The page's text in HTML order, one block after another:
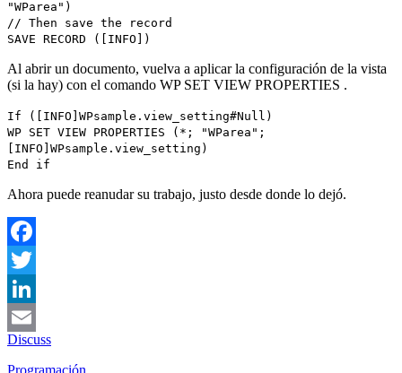
"WParea")
// Then save the record
SAVE RECORD ( [INFO] )
Al abrir un documento, vuelva a aplicar la configuración de la vista
(si la hay) con el comando WP SET VIEW PROPERTIES .
If ( [INFO]WPsample . view_setting#Null )
WP SET VIEW PROPERTIES (*; "WParea";
[INFO]WPsample . view_setting )
End if
Ahora puede reanudar su trabajo, justo desde donde lo dejó.
Facebook
Twitter
LinkedIn
Email
Discuss
Programación